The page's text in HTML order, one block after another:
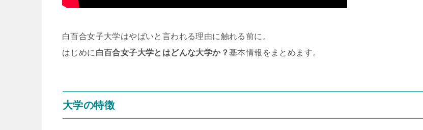
白百合女子大学はやばいと言われる理由に触れる前に。
はじめに 白百合女子大学とはどんな大学か？基本情報をまとめます。
大学の特徴